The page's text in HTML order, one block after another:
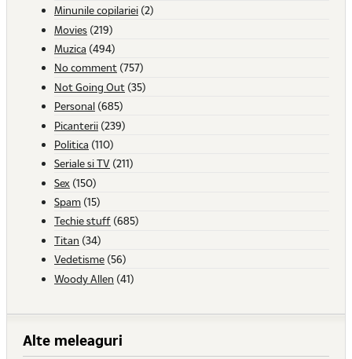
Minunile copilariei (2)
Movies (219)
Muzica (494)
No comment (757)
Not Going Out (35)
Personal (685)
Picanterii (239)
Politica (110)
Seriale si TV (211)
Sex (150)
Spam (15)
Techie stuff (685)
Titan (34)
Vedetisme (56)
Woody Allen (41)
Alte meleaguri